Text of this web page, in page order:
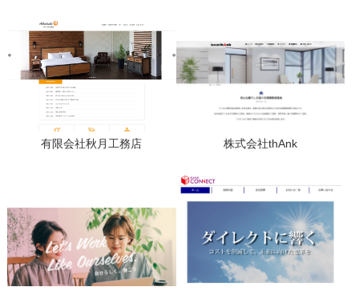
有限会社秋月工務店 株式会社thAnk